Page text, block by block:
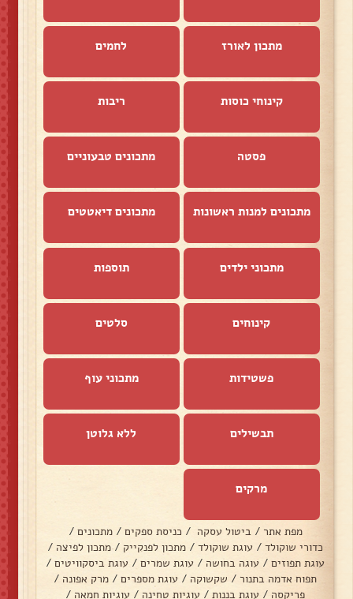
מתכון לאורז לחמים
קינוחי כוסות ריבות
פסטה מתכונים טבעוניים
מתכונים למנות ראשונות מתכונים דיאטטים
מתכוני ילדים תוספות
קינוחים סלטים
פשטידות מתכוני עוף
תבשילים ללא גלוטן
מרקים
מפת אתר / ביטול עסקה / כניסת ספקים / מתכונים /
כדורי שוקולד / עוגת שוקולד / מתכון לפנקייק / מתכון לפיצה /
עוגת תפוזים / עוגה בחושה / עוגת שמרים / עוגת ביסקוויטים/
תפוח אדמה בתנור / שקשוקה / עוגת מספרים / מרק אפונה /
פריקסה / עוגת בננות / עוגיות טחינה / עוגיות חמאה /